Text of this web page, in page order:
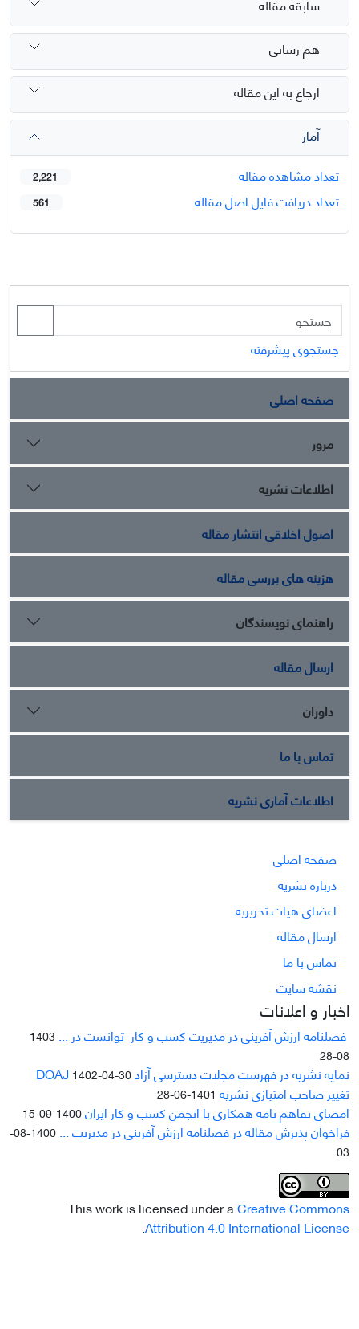
سابقه مقاله
هم رسانی
ارجاع به این مقاله
آمار
تعداد مشاهده مقاله
2,221
تعداد دریافت فایل اصل مقاله 561
جستجوی پیشرفته
صفحه اصلی
مرور
اطلاعات نشریه
اصول اخلاقی انتشار مقاله
هزینه های بررسی مقاله
راهنمای نویسندگان
ارسال مقاله
داوران
تماس با ما
اطلاعات آماری نشریه
صفحه اصلی
درباره نشریه
اعضای هیات تحریریه
ارسال مقاله
تماس با ما
نقشه سایت
اخبار و اعلانات
فصلنامه ارزش آفرینی در مدیریت کسب و کار توانست در ...
1403-
08-28
نمایه نشریه در فهرست مجلات دسترسی آزاد DOAJ1402-04-30
تغییر صاحب امتیازی نشریه 1401-06-28
امضای تفاهم نامه همکاری با انجمن کسب و کار ایران1400-09-15
فراخوان پذیرش مقاله در فصلنامه ارزش آفرینی در مدیریت ...
1400-08-
03
This work is licensed under aCreative Commons
Attribution 4.0 International License
.